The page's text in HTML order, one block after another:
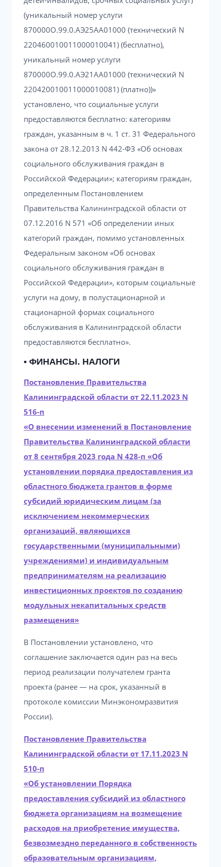
(уникальный номер услуги
870000О.99.0.АЭ25АА01000 (технический N
220460010011000010041) (бесплатно),
уникальный номер услуги
870000О.99.0.АЭ21АА01000 (технический N
220420010011000010081) (платно))»
установлено, что социальные услуги
предоставляются бесплатно: категориям
граждан, указанным в ч. 1 ст. 31 Федерального
закона от 28.12.2013 N 442-ФЗ «Об основах
социального обслуживания граждан в
Российской Федерации»; категориям граждан,
определенным Постановлением
Правительства Калининградской области от
07.12.2016 N 571 «Об определении иных
категорий граждан, помимо установленных
Федеральным законом «Об основах
социального обслуживания граждан в
Российской Федерации», которым социальные
услуги на дому, в полустационарной и
стационарной формах социального
обслуживания в Калининградской области
предоставляются бесплатно».
• ФИНАНСЫ. НАЛОГИ
Постановление Правительства
Калининградской области от 22.11.2023 N
516-п
«О внесении изменений в Постановление
Правительства Калининградской области
от 8 сентября 2023 года N 428-п «Об
установлении порядка предоставления из
областного бюджета грантов в форме
субсидий юридическим лицам (за
исключением некоммерческих
организаций, являющихся
государственными (муниципальными)
учреждениями) и индивидуальным
предпринимателям на реализацию
инвестиционных проектов по созданию
модульных некапитальных средств
размещения»
В Постановлении установлено, что
соглашение заключается один раз на весь
период реализации получателем гранта
проекта (ранее — на срок, указанный в
протоколе комиссии Минэкономразвития
России).
Постановление Правительства
Калининградской области от 17.11.2023 N
510-п
«Об установлении Порядка
предоставления субсидий из областного
бюджета организациям на возмещение
расходов на приобретение имущества,
безвозмездно переданного в собственность
образовательным организациям,